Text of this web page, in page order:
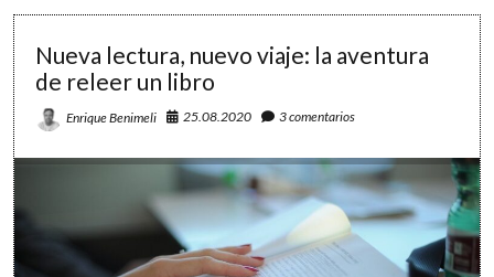
Nueva lectura, nuevo viaje: la aventura
de releer un libro
Enrique Benimeli 25.08.2020 3 comentarios